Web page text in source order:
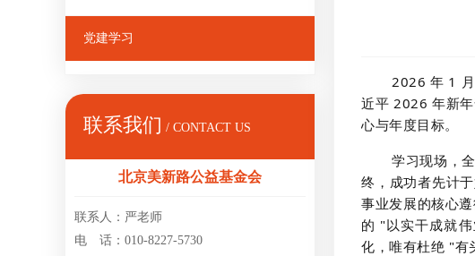
党建学习
联系我们 / CONTACT US
北京美新路公益基金会
联系人：严老师
电 话：010-8227-5730
2026 年 1
近平 2026 年新
心与年度目标。
学习现场，
终，成功者先计
事业发展的核心
的 "以实干成就
化，唯有杜绝 "有